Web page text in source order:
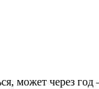
может через